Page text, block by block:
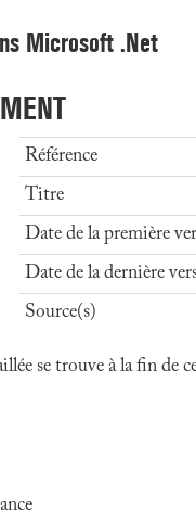
Microsoft .Net
Référence
Titre
Date de la première
Date de la dernière
Source(s)
se trouve à la fin de